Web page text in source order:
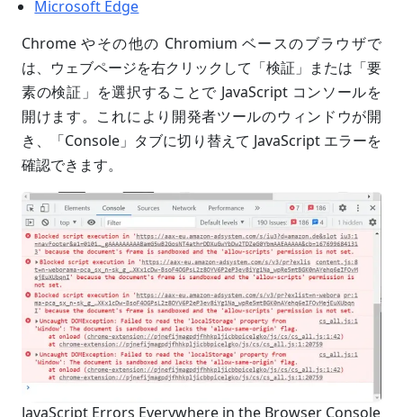
Microsoft Edge
Chrome やその他の Chromium ベースのブラウザで
は、ウェブページを右クリックして「検証」または「要
素の検証」を選択することで JavaScript コンソールを
開けます。これにより開発者ツールのウィンドウが開
き、「Console」タブに切り替えて JavaScript エラーを
確認できます。
JavaScript Errors Everywhere in the Browser Console